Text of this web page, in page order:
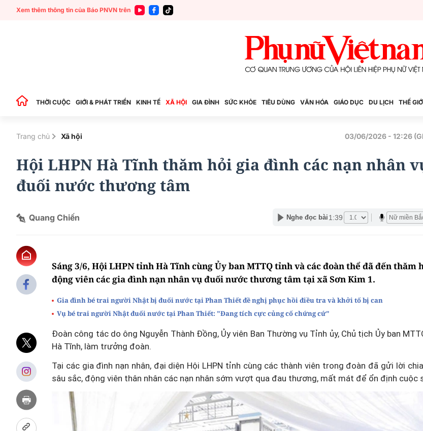
Xem thêm thông tin của Báo PNVN trên
THỜI CUỘC GIỚI & PHÁT TRIỂN KINH TẾ XÃ HỘI GIA ĐÌNH SỨC KHỎE TIÊU DÙNG VĂN HÓA GIÁO DỤC DU LỊCH THẾ
Trang chủ Xã hội 03/06/2026 - 12:26
Hội LHPN Hà Tĩnh thăm hỏi gia đình các nạn nhân
đuối nước thương tâm
Quang Chiến Nghe đọc bài 1:39
Sáng 3/6, Hội LHPN tỉnh Hà Tĩnh cùng Ủy ban MTTQ tỉnh và các đoàn thể đã đến thăm
động viên các gia đình nạn nhân vụ đuối nước thương tâm tại xã Sơn Kim 1.
Gia đình bé trai người Nhật bị đuối nước tại Phan Thiết đề nghị phục hồi điều tra và khởi tố bị can
Vụ bé trai người Nhật đuối nước tại Phan Thiết: "Đang tích cực củng cố chứng cứ"
Đoàn công tác do ông Nguyễn Thành Đồng, Ủy viên Ban Thường vụ Tỉnh ủy, Chủ tịch Ủy ban
Hà Tĩnh, làm trưởng đoàn.
Tại các gia đình nạn nhân, đại diện Hội LHPN tỉnh cùng các thành viên trong đoàn đã gửi lời
sâu sắc, động viên thân nhân các nạn nhân sớm vượt qua đau thương, mất mát để ổn định cuộc